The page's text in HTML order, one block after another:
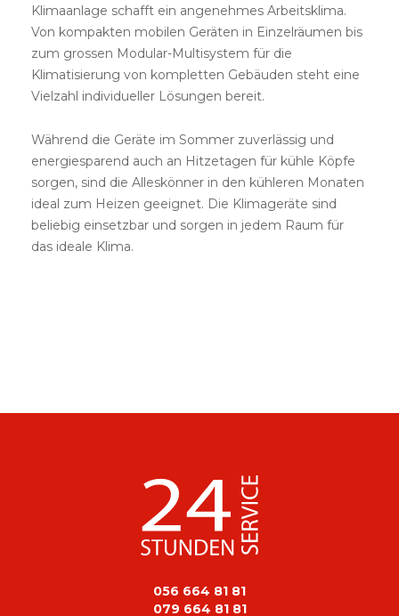
Klimaanlage schafft ein angenehmes Arbeitsklima.
Von kompakten mobilen Geräten in Einzelräumen bis
zum grossen Modular-Multisystem für die
Klimatisierung von kompletten Gebäuden steht eine
Vielzahl individueller Lösungen bereit.
Während die Geräte im Sommer zuverlässig und
energiesparend auch an Hitzetagen für kühle Köpfe
sorgen, sind die Alleskönner in den kühleren Monaten
ideal zum Heizen geeignet. Die Klimageräte sind
beliebig einsetzbar und sorgen in jedem Raum für
das ideale Klima.
056 664 81 81
079 664 81 81